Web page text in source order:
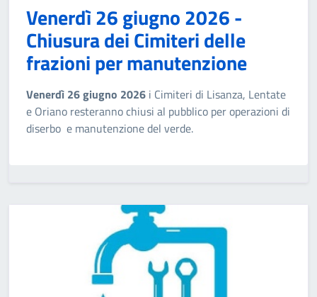
Venerdì 26 giugno 2026 -
Chiusura dei Cimiteri delle
frazioni per manutenzione
Venerdì 26 giugno 2026 i Cimiteri di Lisanza, Lentate
e Oriano resteranno chiusi al pubblico per operazioni di
diserbo e manutenzione del verde.